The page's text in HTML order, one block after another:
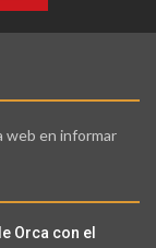
web en informar
Orca con el